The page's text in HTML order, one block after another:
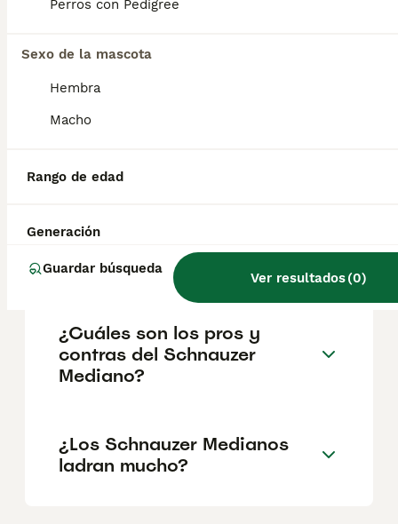
Perros con Pedigree
Sexo de la mascota
Hembra
Macho
Rango de edad
Generación
Guardar búsqueda
Ver resultados(0)
Informarse bien y comparar opciones antes
decisión.
schnauzer mediano?
¿Cuáles son los tres tipos de
Schnauzer?
¿Cuáles son los pros y
contras del Schnauzer
Mediano?
¿Los Schnauzer Medianos
ladran mucho?